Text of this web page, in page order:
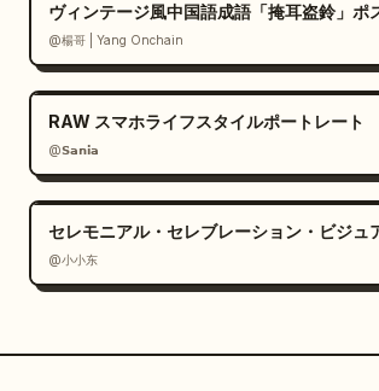
ヴィンテージ風中国語成語「掩耳盗鈴」ポ
@楊哥 | Yang Onchain
RAW スマホライフスタイルポートレート
@𝗦𝗮𝗻𝗶𝗮
セレモニアル・セレブレーション・ビジュ
@小小东